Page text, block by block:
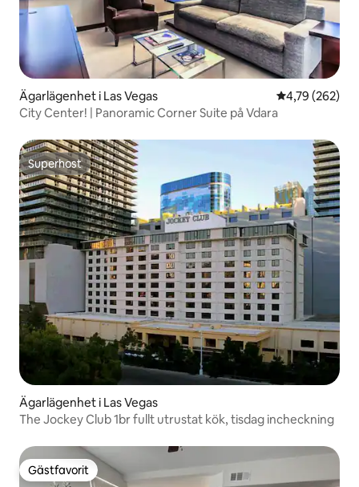
Ägarlägenhet i Las Vegas 4,79 av 5 i
4,79 (262)
City Center! | Panoramic Corner Suite på Vdara
Superhost
Superhost
Ägarlägenhet i Las Vegas
The Jockey Club 1br fullt utrustat kök, tisdag incheckning
Gästfavorit
Gästfavorit